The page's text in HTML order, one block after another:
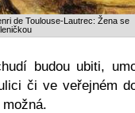
de Toulouse-Lautrec: Žena se
budou ubiti,
či ve veřejném